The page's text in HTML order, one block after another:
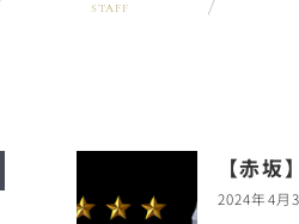
STAFF
【赤
2024年4月